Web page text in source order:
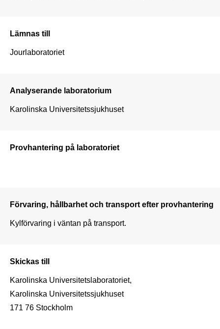
Lämnas till
Jourlaboratoriet
Analyserande laboratorium
Karolinska Universitetssjukhuset
Provhantering på laboratoriet
Förvaring, hållbarhet och transport efter provhantering
Kylförvaring i väntan på transport.
Skickas till
Karolinska Universitetslaboratoriet,
Karolinska Universitetssjukhuset
171 76 Stockholm